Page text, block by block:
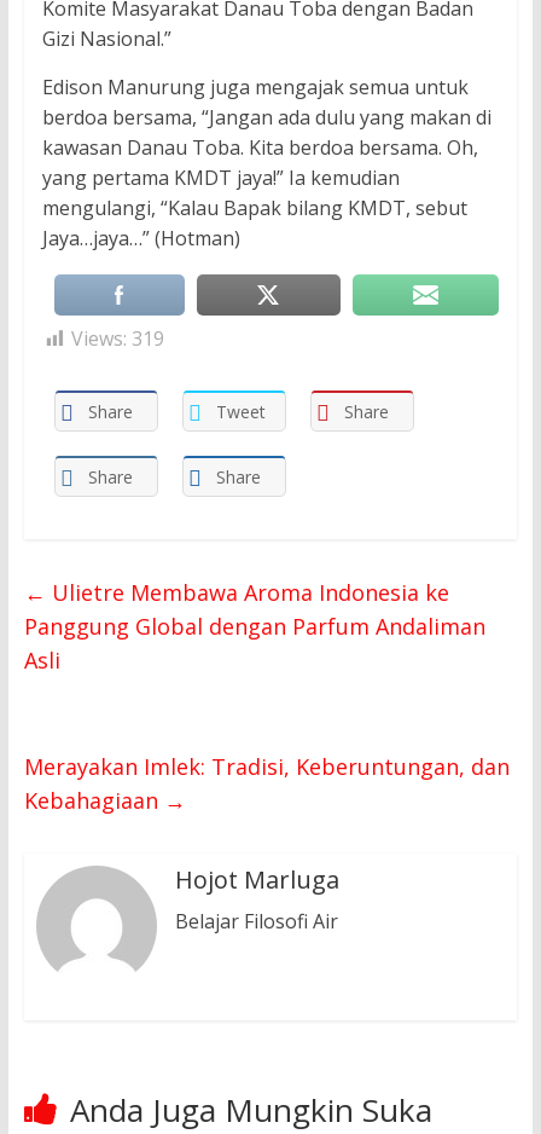
Komite Masyarakat Danau Toba dengan Badan
Gizi Nasional.”
Edison Manurung juga mengajak semua untuk
berdoa bersama, “Jangan ada dulu yang makan di
kawasan Danau Toba. Kita berdoa bersama. Oh,
yang pertama KMDT jaya!” Ia kemudian
mengulangi, “Kalau Bapak bilang KMDT, sebut
Jaya…jaya…” (Hotman)
Views: 319
Share Tweet Share
Share Share
← Ulietre Membawa Aroma Indonesia ke
Panggung Global dengan Parfum Andaliman
Asli
Merayakan Imlek: Tradisi, Keberuntungan, dan
Kebahagiaan →
Hojot Marluga
Belajar Filosofi Air
Anda Juga Mungkin Suka